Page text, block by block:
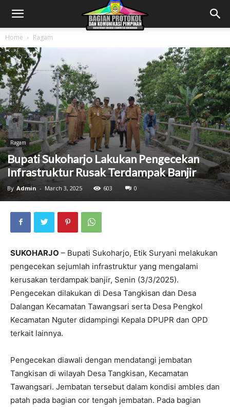
Home Ragam
Ragam
Bupati Sukoharjo Lakukan Pengecekan
Infrastruktur Rusak Terdampak Banjir
By Admin - March 3, 2025 603 0
SUKOHARJO – Bupati Sukoharjo, Etik Suryani melakukan
pengecekan sejumlah infrastruktur yang mengalami
kerusakan terdampak banjir, Senin (3/3/2025).
Pengecekan dilakukan di Desa Tangkisan dan Desa
Dalangan Kecamatan Tawangsari serta Desa Pengkol
Kecamatan Nguter didampingi Kepala DPUPR dan OPD
terkait lainnya.
Pengecekan diawali dengan mendatangi jembatan
Tangkisan di wilayah Desa Tangkisan, Kecamatan
Tawangsari. Jembatan tersebut dalam kondisi ambles dan
patah pada bagian cor tengah jembatan. Pada bagian